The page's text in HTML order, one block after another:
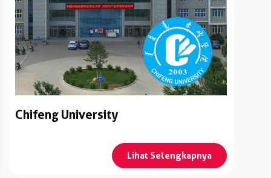
Chifeng University
Lihat Selengkapnya